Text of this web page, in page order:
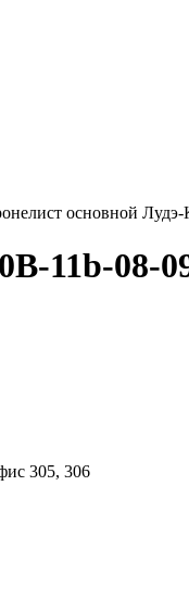
основной Лудэ-
11b-08-
305, 306